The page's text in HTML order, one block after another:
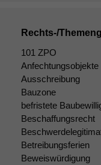
Rechts-/
101 ZPO
Anfechtungsobjekte
Ausschreibung
Bauzone
befristete
Beschaffungsrecht
Betreibungsferien
Beweiswürdigung